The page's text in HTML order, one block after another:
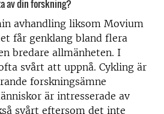
av din forskning?
avhandling liksom Movium
får genklang bland flera
bredare allmänheten. I
svårt att uppnå. Cykling är
forskningsämne
är intresserade av
svårt eftersom det inte